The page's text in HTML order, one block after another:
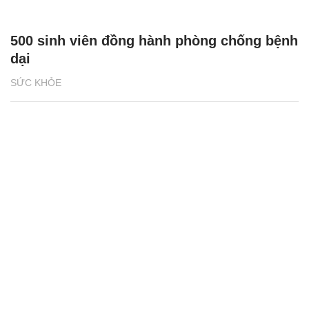
SỨC KHỎE
500 sinh viên đồng hành phòng chống bệnh
dại